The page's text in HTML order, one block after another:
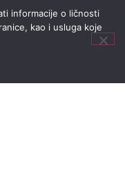
informacije o ličnosti
kao i usluga koje